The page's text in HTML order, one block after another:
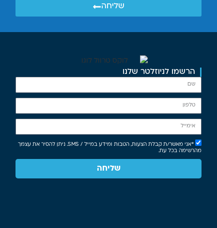
שליחה
הרשמו לניוזלטר שלנו
*אני מאשר/ת קבלת הצעות, הטבות ומידע במייל / SMS. ניתן להסיר את עצמך
מהרשימה בכל עת.
שליחה